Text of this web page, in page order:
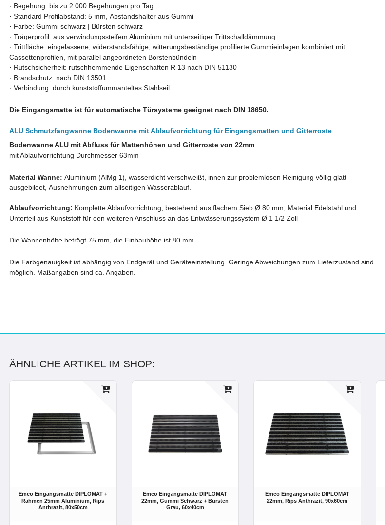
· Begehung: bis zu 2.000 Begehungen pro Tag
· Standard Profilabstand: 5 mm, Abstandshalter aus Gummi
· Farbe: Gummi schwarz | Bürsten schwarz
· Trägerprofil: aus verwindungssteifem Aluminium mit unterseitiger Trittschalldämmung
· Trittfläche: eingelassene, widerstandsfähige, witterungsbeständige profilierte Gummieinlagen kombiniert mit
Cassettenprofilen, mit parallel angeordneten Borstenbündeln
· Rutschsicherheit: rutschhemmende Eigenschaften R 13 nach DIN 51130
· Brandschutz: nach DIN 13501
· Verbindung: durch kunststoffummanteltes Stahlseil
Die Eingangsmatte ist für automatische Türsysteme geeignet nach DIN 18650.
ALU Schmutzfangwanne Bodenwanne mit Ablaufvorrichtung für Eingangsmatten und Gitterroste
Bodenwanne ALU mit Abfluss für Mattenhöhen und Gitterroste von 22mm
mit Ablaufvorrichtung Durchmesser 63mm
Material Wanne: Aluminium (AlMg 1), wasserdicht verschweißt, innen zur problemlosen Reinigung völlig glatt
ausgebildet, Ausnehmungen zum allseitigen Wasserablauf.
Ablaufvorrichtung: Komplette Ablaufvorrichtung, bestehend aus flachem Sieb Ø 80 mm, Material Edelstahl und
Unterteil aus Kunststoff für den weiteren Anschluss an das Entwässerungssystem Ø 1 1/2 Zoll
Die Wannenhöhe beträgt 75 mm, die Einbauhöhe ist 80 mm.
Die Farbgenauigkeit ist abhängig von Endgerät und Geräteeinstellung. Geringe Abweichungen zum Lieferzustand sind
möglich. Maßangaben sind ca. Angaben.
ÄHNLICHE ARTIKEL IM SHOP:
Emco Eingangsmatte DIPLOMAT +
Rahmen 25mm Aluminium, Rips
Anthrazit, 80x50cm
Emco Eingangsmatte DIPLOMAT
22mm, Gummi Schwarz + Bürsten
Grau, 60x40cm
Emco Eingangsmatte DIPLOMAT
22mm, Rips Anthrazit, 90x60cm